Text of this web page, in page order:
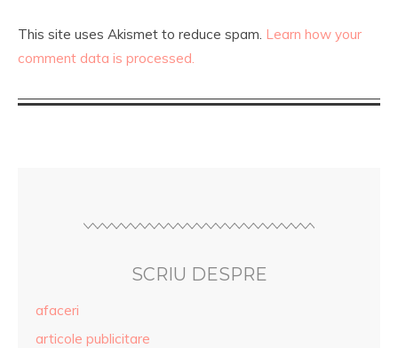
This site uses Akismet to reduce spam. Learn how your
comment data is processed.
SCRIU DESPRE
afaceri
articole publicitare